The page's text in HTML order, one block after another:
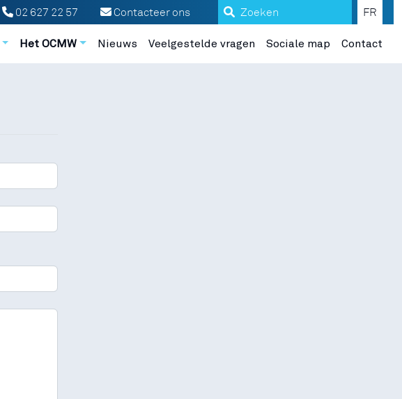
Zoeken FR
Contacteer ons
02 627 22 57
Het OCMW Nieuws Veelgestelde vragen Sociale map Contact
Contact met Mme Stéphanie Lange